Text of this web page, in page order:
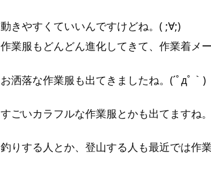
動きやすくていいんですけどね。( ;∀;)
作業服もどんどん進化してきて、作業着メ
お洒落な作業服も出てきましたね。(´ﾟдﾟ｀)
すごいカラフルな作業服とかも出てますね。
釣りする人とか、登山する人も最近では作